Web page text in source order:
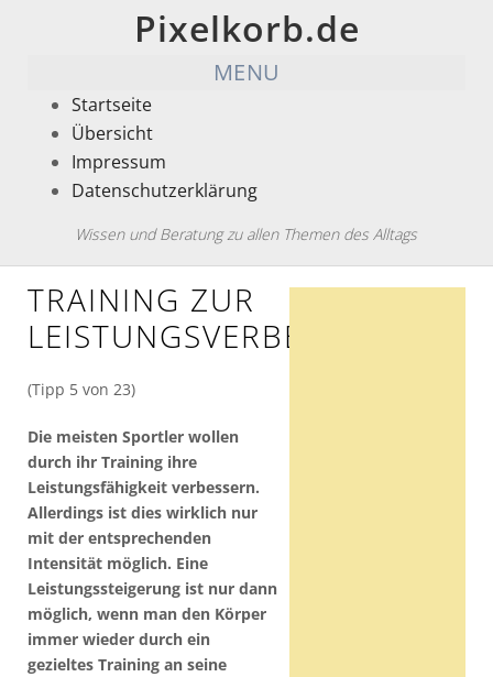
Pixelkorb.de
MENU
Startseite
Übersicht
Impressum
Datenschutzerklärung
Wissen und Beratung zu allen Themen des Alltags
TRAINING ZUR
LEISTUNGSVERBESSERUNG
(Tipp 5 von 23)
Die meisten Sportler wollen
durch ihr Training ihre
Leistungsfähigkeit verbessern.
Allerdings ist dies wirklich nur
mit der entsprechenden
Intensität möglich. Eine
Leistungssteigerung ist nur dann
möglich, wenn man den Körper
immer wieder durch ein
gezieltes Training an seine